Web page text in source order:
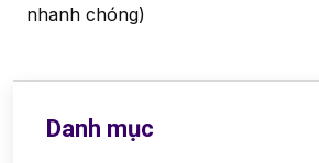
nhanh chóng)
Danh mục